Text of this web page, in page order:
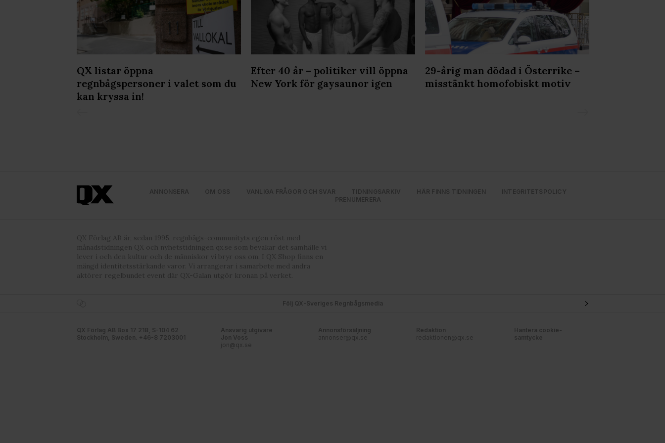
QX listar öppna
regnbågspersoner i valet som du
kan kryssa in!
Efter 40 år – politiker vill öppna
New York för gaysaunor igen
29-årig man dödad i Österrike –
misstänkt homofobiskt motiv
ANNONSERA OM OSS VANLIGA FRÅGOR OCH SVAR TIDNINGSARKIV HÄR FINNS TIDNINGEN
INTEGRITETSPOLICY
PRENUMERERA
QX Förlag AB är, sedan 1995, regnbågs-communityts egen röst med
månadstidningen QX och nyhetstidningen qx.se som bevakar det samhälle vi
lever i och den kultur och de människor vi bryr oss om. I QX Shop finns en
mängd identitetsstärkande varor. Vi arrangerar i samarbete med andra
aktörer regelbundet event där QX-Galan utgör kronan på verket.
Följ QX-Sveriges Regnbågsmedia
QX Förlag AB Box 17 218, S-104 62
Stockholm, Sweden. +46-8 7203001
Ansvarig utgivare
Jon Voss
jon@qx.se
Annonsförsäljning
annonser@qx.se
Redaktion
redaktionen@qx.se
Hantera cookie-
samtycke